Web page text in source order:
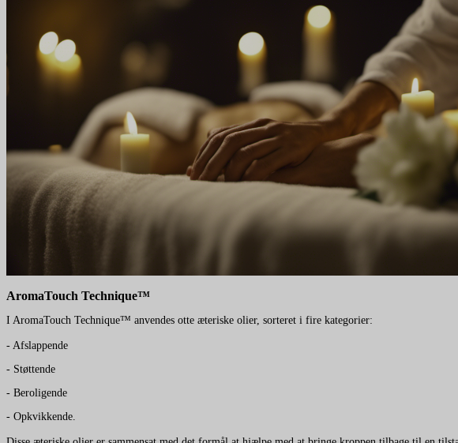
AromaTouch Technique™
I AromaTouch Technique™ anvendes otte æteriske olier, sorteret i fire kategorier:
- Afslappende
- Støttende
- Beroligende
- Opkvikkende.